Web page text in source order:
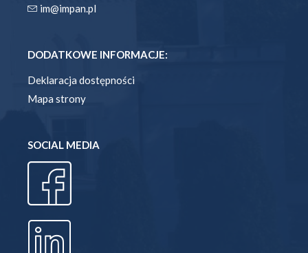
im@impan.pl
DODATKOWE INFORMACJE:
Deklaracja dostępności
Mapa strony
SOCIAL MEDIA